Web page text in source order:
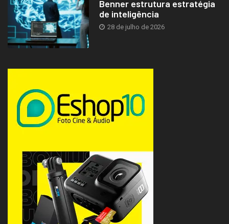
Benner estrutura estratégia
de inteligência
28 de julho de 2026